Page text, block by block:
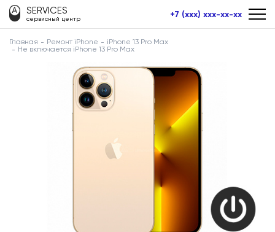
SERVICES
сервисный центр +7 (xxx) xxx-xx-xx
Главная Ремонт iPhone
iPhone 13 Pro Max
Не включается iPhone 13 Pro Max